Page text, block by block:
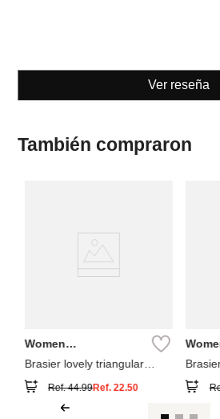
Ver reseña
También compraron
Women
Brasier lovely triangular
Ref.44.99Ref.22.50